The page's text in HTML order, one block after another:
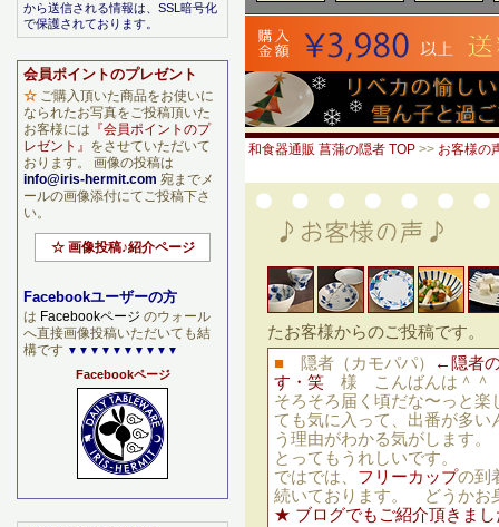
和食器通販 菖蒲の隠者 TOP >> お客様の
たお客様からのご投稿です
■
隠者（カモパパ）
←隠者
す・笑 様 こんばんは＾＾
そろそろ届く頃だな〜っと
ても気に入って、出番が多い
う理由がわかる気がします
とってもうれしいです。
ではでは、 フリーカップの到
続いております。 どうかお
★ ブログでもご紹介頂きま
から送信される情報は、SSL暗号化
で保護されております。
会員ポイントのプレゼント
☆ ご購入頂いた商品をお使いに
なられたお写真をご投稿頂いた
お客様には 『会員ポイントのプ
レゼント』 をさせていただいて
おります。 画像の投稿は
info@iris-hermit.com 宛までメ
ールの画像添付にてご投稿下さ
い。
☆ 画像投稿♪紹介ページ
Facebookユーザーの方
は Facebookページ のウォール
へ直接画像投稿いただいても結
構です ▼▼▼▼▼▼▼▼▼▼
Facebookページ